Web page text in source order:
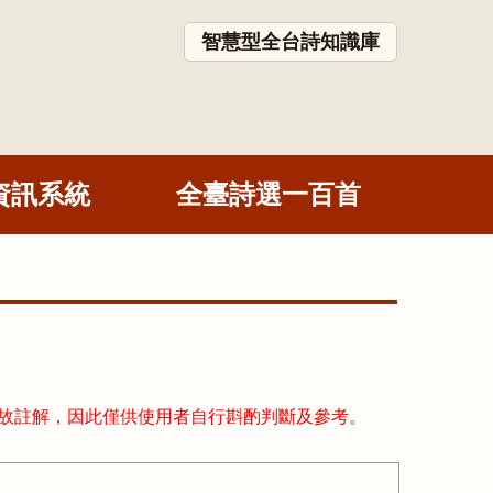
智慧型全台詩知識庫
訊系統 全臺詩選一百首
解，因此僅供使用者自行斟酌判斷及參考。